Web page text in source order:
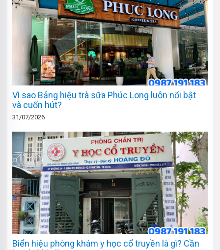
Vì sao Bảng hiệu trà sữa Phúc Long luôn nổi bật
và cuốn hút?
31/07/2026
Biển hiệu phòng khám y học cổ truyền là gì? Cần